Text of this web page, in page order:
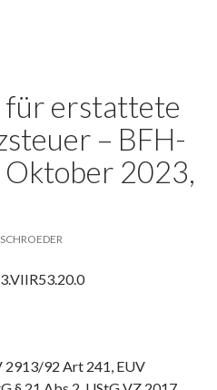
für erstattete
– BFH-
2023,
2913/92 Art 241, EUV